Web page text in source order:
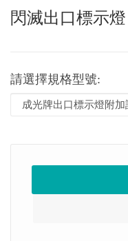
閃滅出口標示燈
請選擇規格型號: